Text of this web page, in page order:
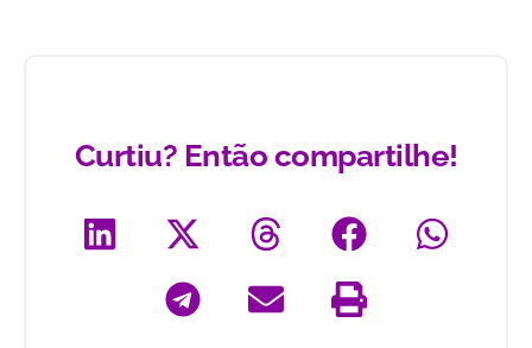
Curtiu? Então compartilhe!